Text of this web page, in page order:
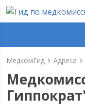
МедкомГид Адреса
Гиппократ